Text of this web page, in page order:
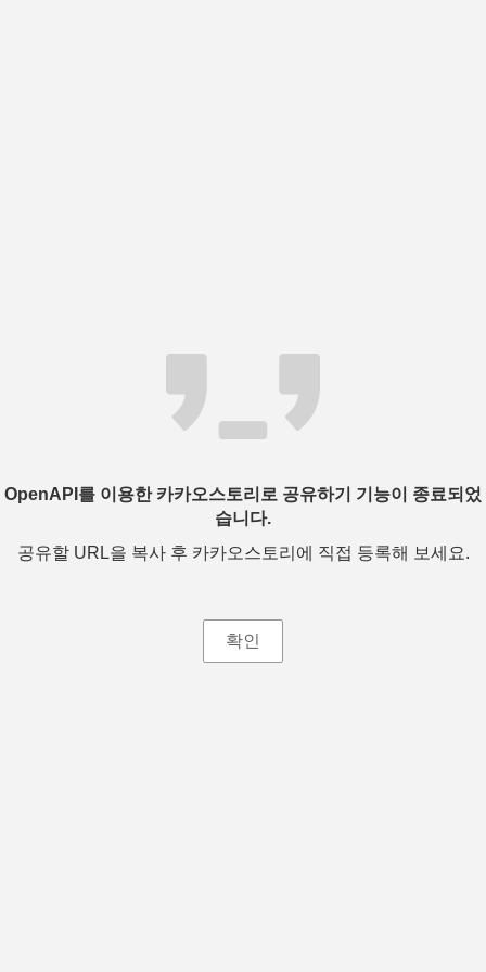
OpenAPI를 이용한 카카오스토리로 공유하기 기능이 종료되었
습니다.
공유할 URL을 복사 후 카카오스토리에 직접 등록해 보세요.
확인